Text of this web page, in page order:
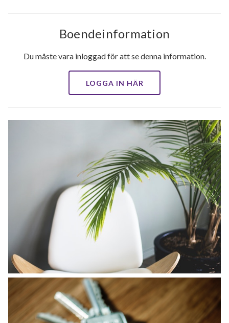
Boendeinformation
Du måste vara inloggad för att se denna information.
LOGGA IN HÄR